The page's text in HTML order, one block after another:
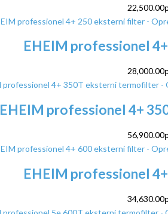
22,500.00
EHEIM professionel
28,000.00
EHEIM professionel 4+
56,900.00
EHEIM professionel
34,630.00